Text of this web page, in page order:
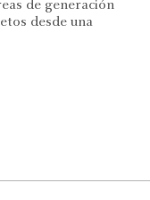
de generación
desde una